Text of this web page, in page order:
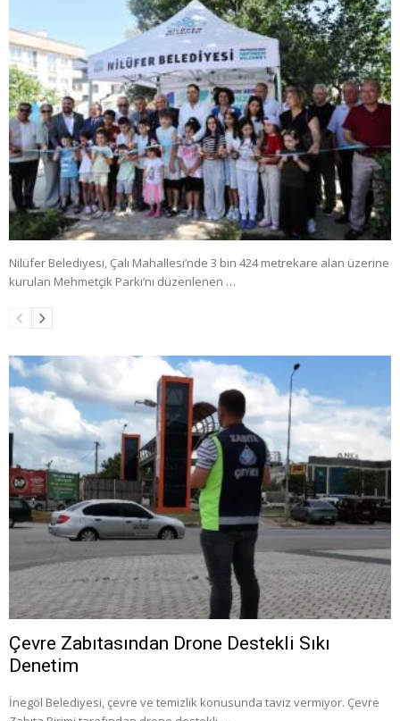
Nilüfer Belediyesi, Çalı Mahallesi’nde 3 bin 424 metrekare alan üzerine
kurulan Mehmetçik Parkı’nı düzenlenen …
Çevre Zabıtasından Drone Destekli Sıkı
Denetim
İnegöl Belediyesi, çevre ve temizlik konusunda taviz vermiyor. Çevre